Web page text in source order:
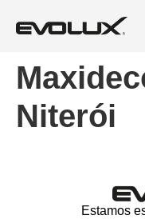
Niterói
Estamos